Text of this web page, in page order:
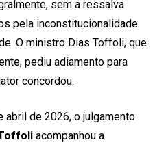
sem a ressalva
pela inconstitucionalidade
O ministro Dias Toffoli, que
pediu adiamento para
concordou.
abril de 2026, o julgamento
acompanhou a